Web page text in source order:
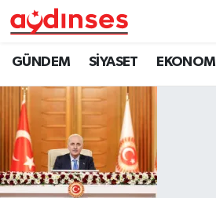
GÜNDEM SİYASET EKONOMİ
GÜNDEM
SİYASET
EKONOMİ
DÜNYA
Nöbetçi Eczaneler
Hava Durumu
Aydin Namaz Vakitleri
Trafik Durumu